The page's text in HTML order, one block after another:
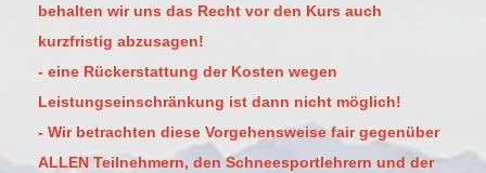
behalten wir uns das Recht vor den Kurs auch
kurzfristig abzusagen!
- eine Rückerstattung der Kosten wegen
Leistungseinschränkung ist dann nicht möglich!
- Wir betrachten diese Vorgehensweise fair gegenüber
ALLEN Teilnehmern, den Schneesportlehrern und der